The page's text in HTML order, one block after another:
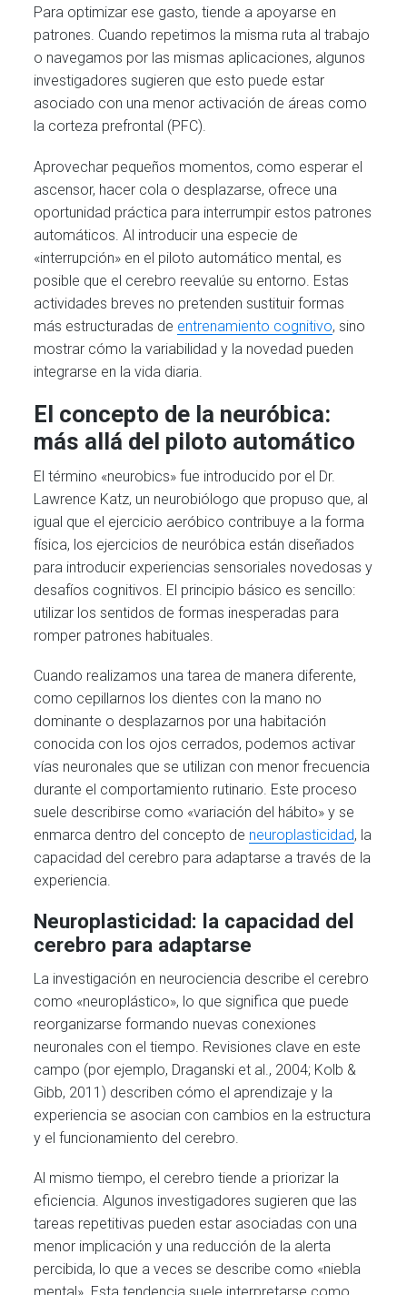
Para optimizar ese gasto, tiende a apoyarse en
patrones. Cuando repetimos la misma ruta al trabajo
o navegamos por las mismas aplicaciones, algunos
investigadores sugieren que esto puede estar
asociado con una menor activación de áreas como
la corteza prefrontal (PFC).
Aprovechar pequeños momentos, como esperar el
ascensor, hacer cola o desplazarse, ofrece una
oportunidad práctica para interrumpir estos patrones
automáticos. Al introducir una especie de
«interrupción» en el piloto automático mental, es
posible que el cerebro reevalúe su entorno. Estas
actividades breves no pretenden sustituir formas
más estructuradas de entrenamiento cognitivo, sino
mostrar cómo la variabilidad y la novedad pueden
integrarse en la vida diaria.
El concepto de la neuróbica:
más allá del piloto automático
El término «neurobics» fue introducido por el Dr.
Lawrence Katz, un neurobiólogo que propuso que, al
igual que el ejercicio aeróbico contribuye a la forma
física, los ejercicios de neuróbica están diseñados
para introducir experiencias sensoriales novedosas y
desafíos cognitivos. El principio básico es sencillo:
utilizar los sentidos de formas inesperadas para
romper patrones habituales.
Cuando realizamos una tarea de manera diferente,
como cepillarnos los dientes con la mano no
dominante o desplazarnos por una habitación
conocida con los ojos cerrados, podemos activar
vías neuronales que se utilizan con menor frecuencia
durante el comportamiento rutinario. Este proceso
suele describirse como «variación del hábito» y se
enmarca dentro del concepto de neuroplasticidad, la
capacidad del cerebro para adaptarse a través de la
experiencia.
Neuroplasticidad: la capacidad del
cerebro para adaptarse
La investigación en neurociencia describe el cerebro
como «neuroplástico», lo que significa que puede
reorganizarse formando nuevas conexiones
neuronales con el tiempo. Revisiones clave en este
campo (por ejemplo, Draganski et al., 2004; Kolb &
Gibb, 2011) describen cómo el aprendizaje y la
experiencia se asocian con cambios en la estructura
y el funcionamiento del cerebro.
Al mismo tiempo, el cerebro tiende a priorizar la
eficiencia. Algunos investigadores sugieren que las
tareas repetitivas pueden estar asociadas con una
menor implicación y una reducción de la alerta
percibida, lo que a veces se describe como «niebla